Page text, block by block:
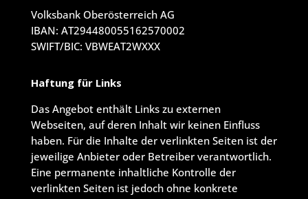
Volksbank Oberösterreich AG
IBAN: AT294480055162570002
SWIFT/BIC: VBWEAT2WXXX
Haftung für Links
Das Angebot enthält Links zu externen
Webseiten, auf deren Inhalt wir keinen Einfluss
haben. Für die Inhalte der verlinkten Seiten ist der
jeweilige Anbieter oder Betreiber verantwortlich.
Eine permanente inhaltliche Kontrolle der
verlinkten Seiten ist jedoch ohne konkrete